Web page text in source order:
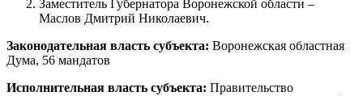
Заместитель Губернатора Воронежской области –
Маслов Дмитрий Николаевич.
Законодательная власть субъекта: Воронежская областная
Дума, 56 мандатов
Исполнительная власть субъекта: Правительство